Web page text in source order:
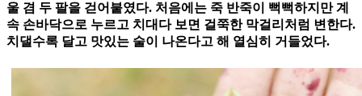
울 겸 두 팔을 걷어붙였다. 처음에는 죽 반죽이 뻑뻑하지만 계
속 손바닥으로 누르고 치대다 보면 걸쭉한 막걸리처럼 변한다.
치댈수록 달고 맛있는 술이 나온다고 해 열심히 거들었다.